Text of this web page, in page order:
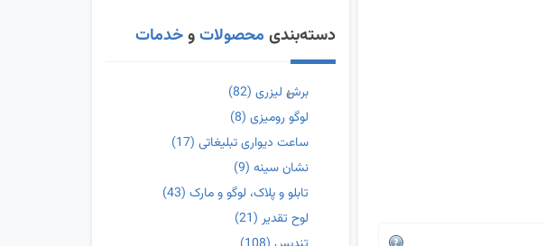
دسته‌بندی محصولاتوخدمات
برش لیزری (82)
لوگو رومیزی (8)
ساعت دیواری تبلیغاتی (17)
نشان سینه (9)
تابلو و پلاک، لوگو و مارک (43)
لوح تقدیر (21)